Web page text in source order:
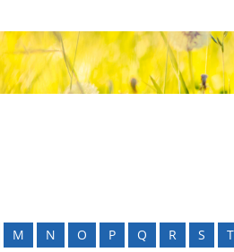
M N O P Q R S T